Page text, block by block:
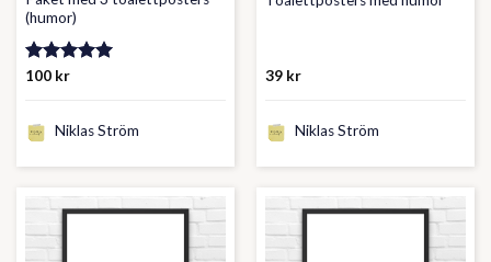
(humor)
Betygsatt
100 kr
Niklas Ström
39 kr
Niklas Ström